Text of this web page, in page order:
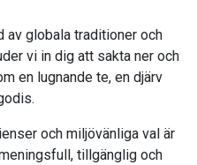
av globala traditioner och
vi in dig att sakta ner och
en lugnande te, en djärv
och miljövänliga val är
tillgänglig och